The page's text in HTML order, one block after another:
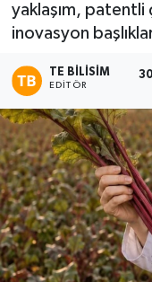
yaklaşım, patentli
inovasyon
TE BILISIM
EDITÖR